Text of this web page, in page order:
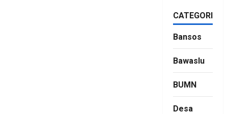
CATEGORIES
Bansos
Bawaslu
BUMN
Desa